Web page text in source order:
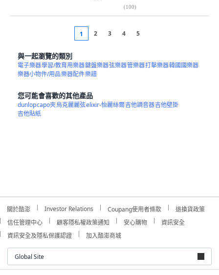
(100)
1 2 3 4 5
與一起瀏覽的類別
電子樂器學習/教育用樂器鍵盤樂器弦樂器管樂器打擊樂器韓國國樂器
樂器小物件/用品樂器配件樂譜
您可能會喜歡的其他產品
dunlopcapo夾烏克麗麗弦elixir-怡麗絲爾吉他調音器吉他壁掛
吉他貼紙
關於酷澎 Investor Relations Coupang使用者條款
退換貨政策
信任管理中心
顧客隱私權政策通知 安心購物
資訊安全
資訊安全及隱私保護認證
加入酷澎商城
Global Site